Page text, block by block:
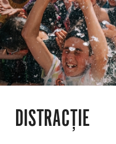
DISTRACȚIE